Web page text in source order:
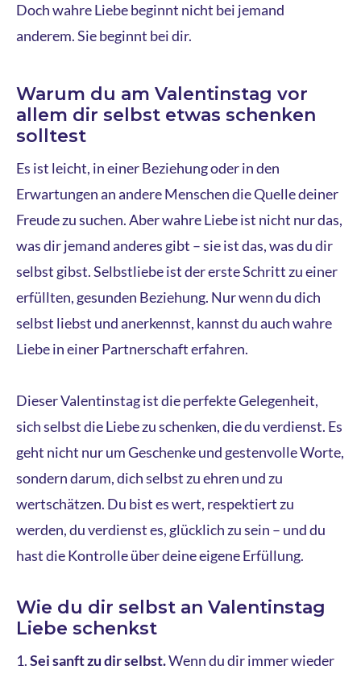
Doch wahre Liebe beginnt nicht bei jemand
anderem. Sie beginnt bei dir.
Warum du am Valentinstag vor
allem dir selbst etwas schenken
solltest
Es ist leicht, in einer Beziehung oder in den
Erwartungen an andere Menschen die Quelle deiner
Freude zu suchen. Aber wahre Liebe ist nicht nur das,
was dir jemand anderes gibt – sie ist das, was du dir
selbst gibst. Selbstliebe ist der erste Schritt zu einer
erfüllten, gesunden Beziehung. Nur wenn du dich
selbst liebst und anerkennst, kannst du auch wahre
Liebe in einer Partnerschaft erfahren.
Dieser Valentinstag ist die perfekte Gelegenheit,
sich selbst die Liebe zu schenken, die du verdienst. Es
geht nicht nur um Geschenke und gestenvolle Worte,
sondern darum, dich selbst zu ehren und zu
wertschätzen. Du bist es wert, respektiert zu
werden, du verdienst es, glücklich zu sein – und du
hast die Kontrolle über deine eigene Erfüllung.
Wie du dir selbst an Valentinstag
Liebe schenkst
Sei sanft zu dir selbst.Wenn du dir immer wieder